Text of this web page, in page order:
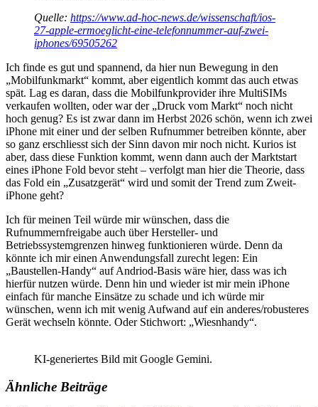
Quelle: https://www.ad-hoc-news.de/wissenschaft/ios-
27-apple-ermoeglicht-eine-telefonnummer-auf-zwei-
iphones/69505262
Ich finde es gut und spannend, da hier nun Bewegung in den
„Mobilfunkmarkt“ kommt, aber eigentlich kommt das auch etwas
spät. Lag es daran, dass die Mobilfunkprovider ihre MultiSIMs
verkaufen wollten, oder war der „Druck vom Markt“ noch nicht
hoch genug? Es ist zwar dann im Herbst 2026 schön, wenn ich zwei
iPhone mit einer und der selben Rufnummer betreiben könnte, aber
so ganz erschliesst sich der Sinn davon mir noch nicht. Kurios ist
aber, dass diese Funktion kommt, wenn dann auch der Marktstart
eines iPhone Fold bevor steht – verfolgt man hier die Theorie, dass
das Fold ein „Zusatzgerät“ wird und somit der Trend zum Zweit-
iPhone geht?
Ich für meinen Teil würde mir wünschen, dass die
Rufnummernfreigabe auch über Hersteller- und
Betriebssystemgrenzen hinweg funktionieren würde. Denn da
könnte ich mir einen Anwendungsfall zurecht legen: Ein
„Baustellen-Handy“ auf Andriod-Basis wäre hier, dass was ich
hierfür nutzen würde. Denn hin und wieder ist mir mein iPhone
einfach für manche Einsätze zu schade und ich würde mir
wünschen, wenn ich mit wenig Aufwand auf ein anderes/robusteres
Gerät wechseln könnte. Oder Stichwort: „Wiesnhandy“.
KI-generiertes Bild mit Google Gemini.
Ähnliche Beiträge